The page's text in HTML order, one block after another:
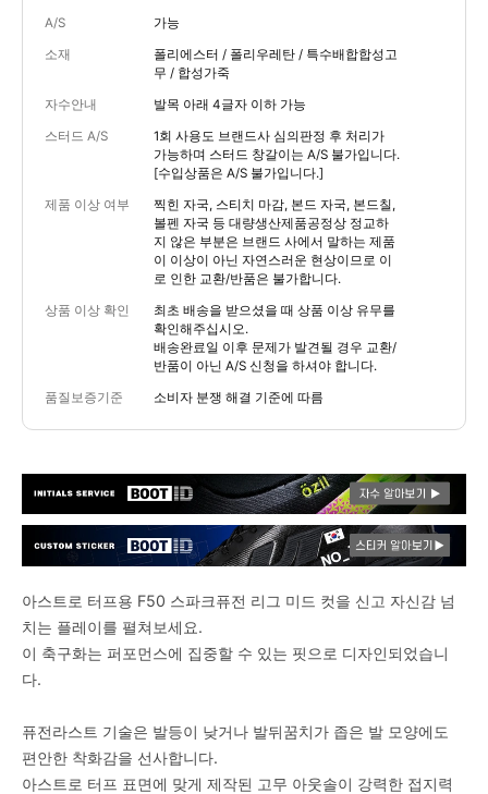
A/S 가능
소재
폴리에스터 / 폴리우레탄 / 특수배합합성고
무 / 합성가죽
자수안내 발목 아래 4글자 이하 가능
스터드 A/S
1회 사용도 브랜드사 심의판정 후 처리가
가능하며 스터드 창갈이는 A/S 불가입니다.
[수입상품은 A/S 불가입니다.]
제품 이상 여부
찍힌 자국, 스티치 마감, 본드 자국, 본드칠,
볼펜 자국 등 대량생산제품공정상 정교하
지 않은 부분은 브랜드 사에서 말하는 제품
이 이상이 아닌 자연스러운 현상이므로 이
로 인한 교환/반품은 불가합니다.
상품 이상 확인
최초 배송을 받으셨을 때 상품 이상 유무를
확인해주십시오.
배송완료일 이후 문제가 발견될 경우 교환/
반품이 아닌 A/S 신청을 하셔야 합니다.
품질보증기준 소비자 분쟁 해결 기준에 따름
아스트로 터프용 F50 스파크퓨전 리그 미드 컷을 신고 자신감 넘
치는 플레이를 펼쳐보세요.
이 축구화는 퍼포먼스에 집중할 수 있는 핏으로 디자인되었습니
다.
퓨전라스트 기술은 발등이 낮거나 발뒤꿈치가 좁은 발 모양에도
편안한 착화감을 선사합니다.
아스트로 터프 표면에 맞게 제작된 고무 아웃솔이 강력한 접지력